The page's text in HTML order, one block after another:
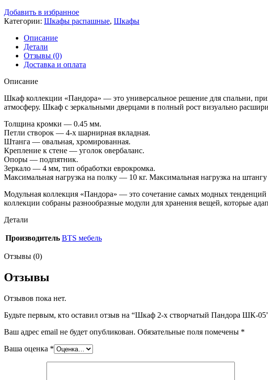
Добавить в избранное
Категории: Шкафы распашные, Шкафы
Описание
Детали
Отзывы (0)
Доставка и оплата
Описание
Шкаф коллекции «Пандора» — это универсальное решение для спальни,
атмосферу. Шкаф с зеркальными дверцами в полный рост визуально
Толщина кромки — 0.45 мм.
Петли створок — 4-х шарнирная вкладная.
Штанга — овальная, хромированная.
Крепление к стене — уголок овербаланс.
Опоры — подпятник.
Зеркало — 4 мм, тип обработки еврокромка.
Максимальная нагрузка на полку — 10 кг. Максимальная нагрузка на
Модульная коллекция «Пандора» — это сочетание самых модных
коллекции собраны разнообразные модули для хранения вещей, которые
Детали
Производитель BTS мебель
Отзывы (0)
Отзывы
Отзывов пока нет.
Будьте первым, кто оставил отзыв на “Шкаф 2-х створчатый Пандора ШК-
Ваш адрес email не будет опубликован. Обязательные поля помечены *
Ваша оценка *